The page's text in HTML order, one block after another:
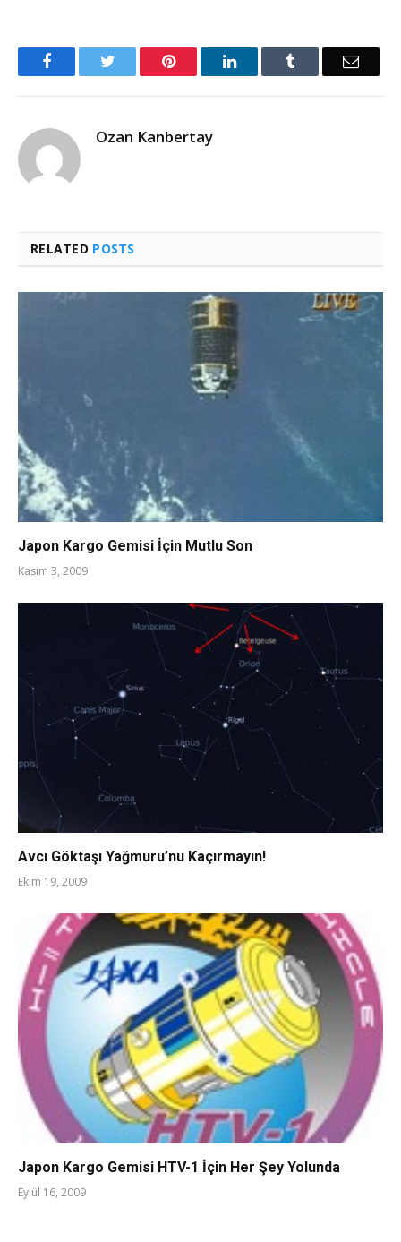
FacebookTwitter Pinterest LinkedInTumblr Email
Ozan Kanbertay
RELATED POSTS
Japon Kargo Gemisi İçin Mutlu Son
Kasım 3, 2009
Avcı Göktaşı Yağmuru’nu Kaçırmayın!
Ekim 19, 2009
Japon Kargo Gemisi HTV-1 İçin Her Şey Yolunda
Eylül 16, 2009